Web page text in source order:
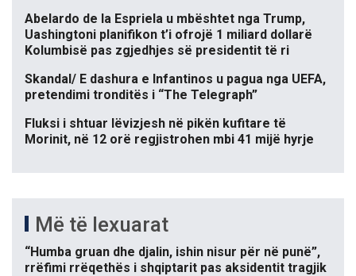
Abelardo de la Espriela u mbështet nga Trump,
Uashingtoni planifikon t’i ofrojë 1 miliard dollarë
Kolumbisë pas zgjedhjes së presidentit të ri
Skandal/ E dashura e Infantinos u pagua nga UEFA,
pretendimi tronditës i “The Telegraph”
Fluksi i shtuar lëvizjesh në pikën kufitare të
Morinit, në 12 orë regjistrohen mbi 41 mijë hyrje
Më të lexuarat
“Humba gruan dhe djalin, ishin nisur për në punë”,
rrëfimi rrëqethës i shqiptarit pas aksidentit tragjik